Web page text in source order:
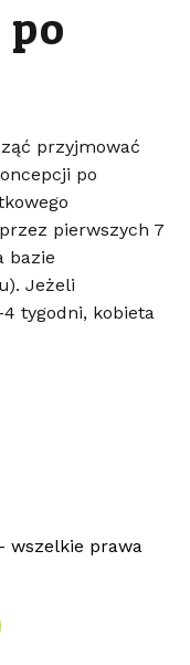
przyjmować
po
pierwszych 7
bazie
Jeżeli
tygodni, kobieta
wszelkie prawa
Facebook
nasz Instagram